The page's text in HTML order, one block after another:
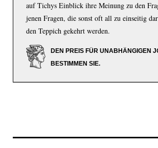
auf Tichys Einblick ihre Meinung zu den
jenen Fragen, die sonst oft all zu einseitig
den Teppich gekehrt werden.
DEN PREIS FÜR UNABHÄNGIGEN
BESTIMMEN SIE.